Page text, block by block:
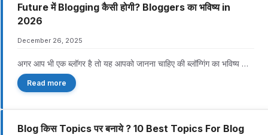
Future में Blogging कैसी होगी? Bloggers का भविष्य in
2026
December 26, 2025
अगर आप भी एक ब्लॉगर है तो यह आपको जानना चाहिए की ब्लॉग्गिंग का भविष्य …
Read more
Blog किस Topics पर बनाये ? 10 Best Topics For Blog